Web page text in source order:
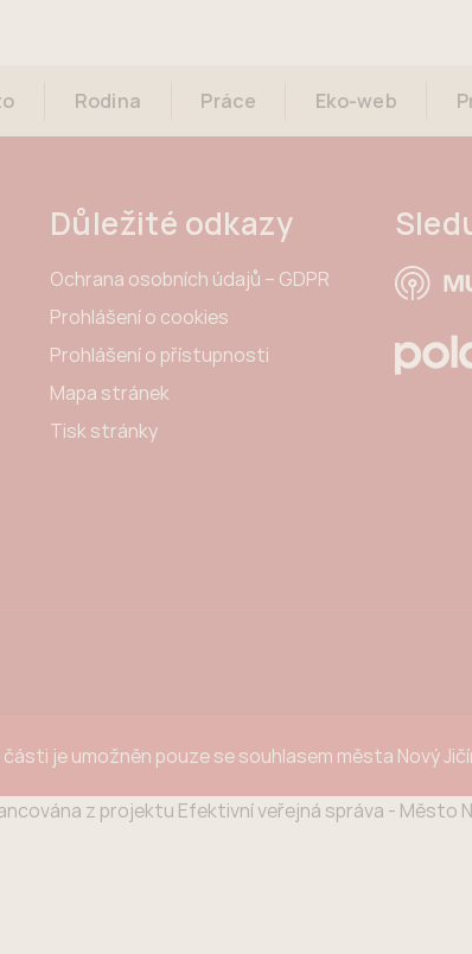
Rodina Práce Eko-web
Důležité odkazy
Ochrana osobních údajů – GDPR
Prohlášení o cookies
Prohlášení o přístupnosti
Mapa stránek
Tisk stránky
je umožněn pouze se souhlasem města Nový
z projektu Efektivní veřejná správa - Město